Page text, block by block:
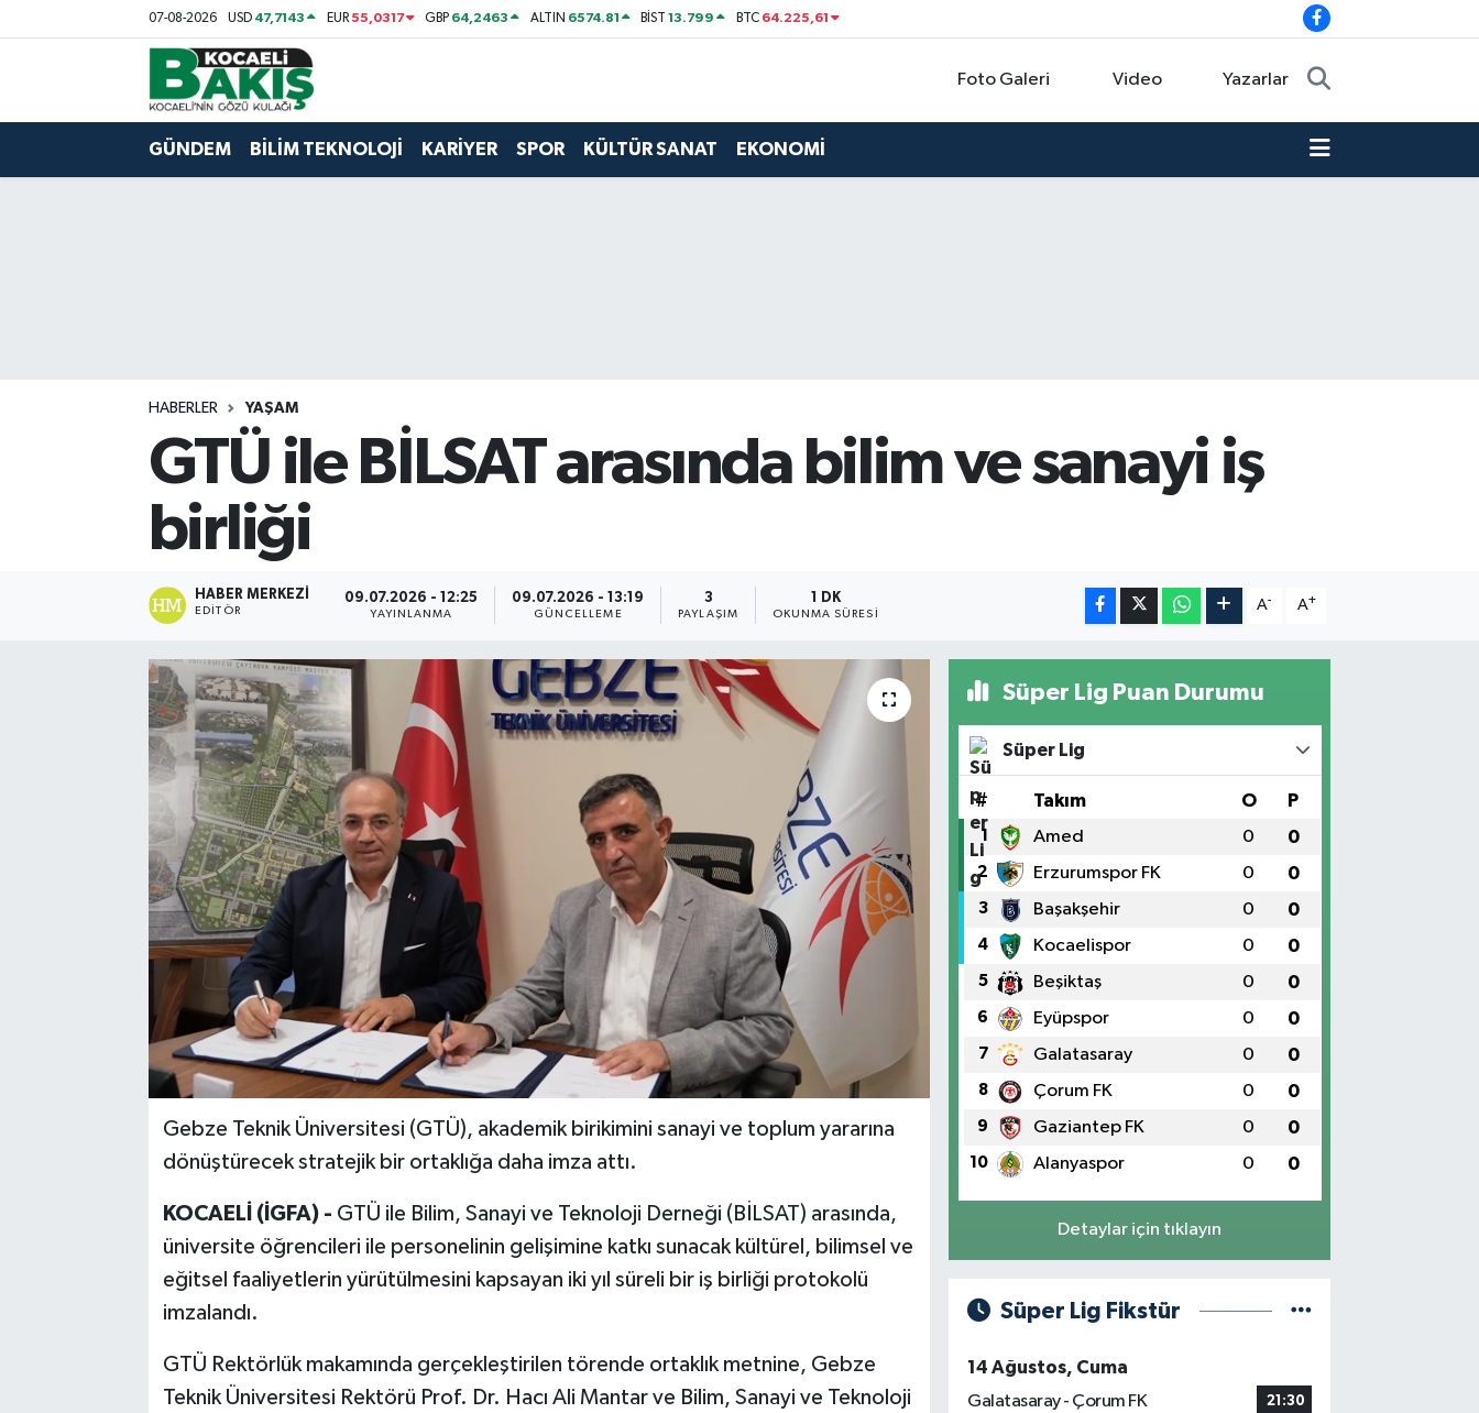
07-08-2026 USD 47,7143 EUR55,0317 GBP 64,2463 ALTIN 6574.81 BİST13.799 BTC 64.225,61
Foto Galeri Video Yazarlar
GÜNDEM BİLİM TEKNOLOJİ KARİYER SPOR KÜLTÜR SANAT EKONOMİ
HABERLER YAŞAM
GTÜ ile BİLSAT arasında bilim ve sanayi iş
birliği
HABER MERKEZI
EDITÖR
09.07.2026 - 12:25
YAYINLANMA
09.07.2026 - 13:19
GÜNCELLEME
3
PAYLAŞIM
1 DK
OKUNMA SÜRESI
A- A+
Gebze Teknik Üniversitesi (GTÜ), akademik birikimini sanayi ve toplum yararına
dönüştürecek stratejik bir ortaklığa daha imza attı.
KOCAELİ (İGFA) - GTÜ ile Bilim, Sanayi ve Teknoloji Derneği (BİLSAT) arasında,
üniversite öğrencileri ile personelinin gelişimine katkı sunacak kültürel, bilimsel ve
eğitsel faaliyetlerin yürütülmesini kapsayan iki yıl süreli bir iş birliği protokolü
imzalandı.
GTÜ Rektörlük makamında gerçekleştirilen törende ortaklık metnine, Gebze
Teknik Üniversitesi Rektörü Prof. Dr. Hacı Ali Mantar ve Bilim, Sanayi ve Teknoloji
Süper Lig Puan Durumu
Süper Lig
# Takım O P
1 Amed 0 0
2 Erzurumspor FK 0 0
3 Başakşehir 0 0
4 Kocaelispor 0 0
5 Beşiktaş 0 0
6 Eyüpspor 0 0
7 Galatasaray 0 0
8 Çorum FK 0 0
9 Gaziantep FK 0 0
10 Alanyaspor 0 0
Detaylar için tıklayın
Süper Lig Fikstür
14 Ağustos, Cuma
Galatasaray - Çorum FK
21:30
Kocaeli Nöbetçi Eczaneler
Kocaeli Hava Durumu